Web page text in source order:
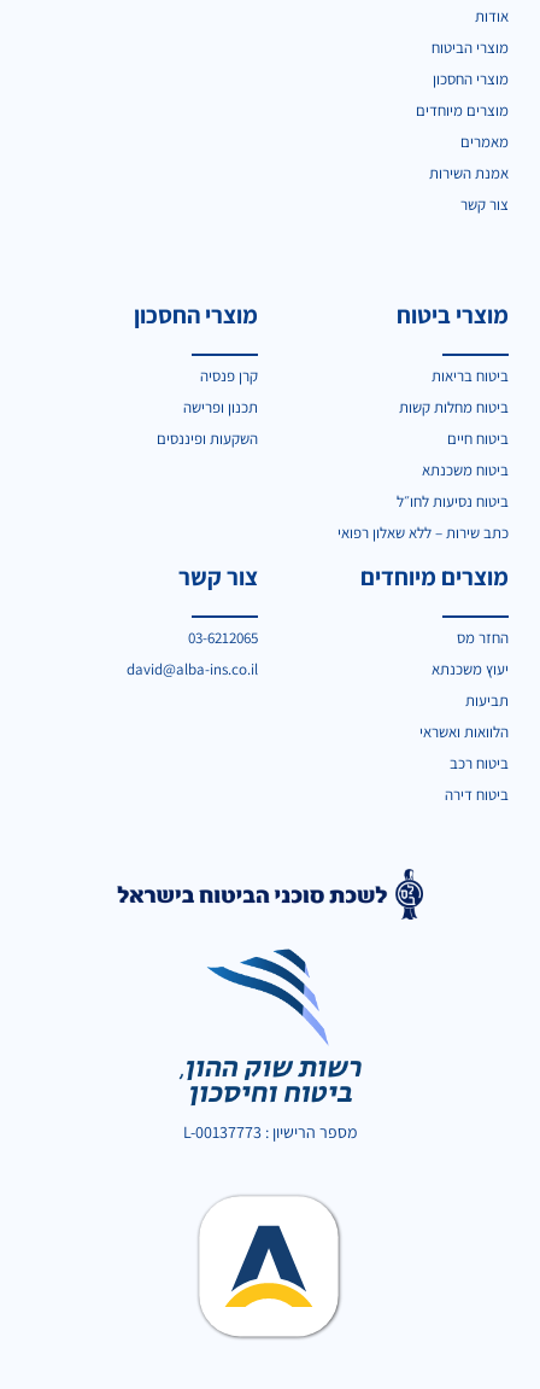
אודות
מוצרי הביטוח
מוצרי החסכון
מוצרים מיוחדים
מאמרים
אמנת השירות
צור קשר
מוצרי ביטוח
ביטוח בריאות
ביטוח מחלות קשות
ביטוח חיים
ביטוח משכנתא
ביטוח נסיעות לחו״ל
כתב שירות – ללא שאלון רפואי
מוצרי החסכון
קרן פנסיה
תכנון ופרישה
השקעות ופיננסים
מוצרים מיוחדים
החזר מס
יעוץ משכנתא
תביעות
הלוואות ואשראי
ביטוח רכב
ביטוח דירה
צור קשר
03-6212065
david@alba-ins.co.il
מספר הרישיון : L-00137773